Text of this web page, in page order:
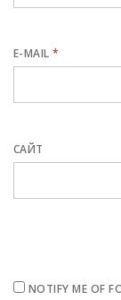
E-MAIL*
САЙТ
NOTIFY ME OF